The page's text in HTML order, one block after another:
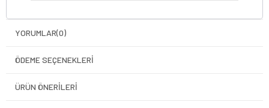
YORUMLAR(0)
ÖDEME SEÇENEKLERI
ÜRÜN ÖNERILERI